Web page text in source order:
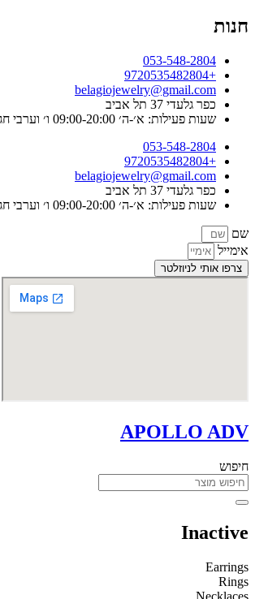
חנות
053-548-2804
+9720535482804
belagiojewelry@gmail.com
כפר גלעדי 37 תל אביב
שעות פעילות: א׳-ה׳ 09:00-20:00 ו׳ וערבי חג 9:00-15:00
053-548-2804
+9720535482804
belagiojewelry@gmail.com
כפר גלעדי 37 תל אביב
שעות פעילות: א׳-ה׳ 09:00-20:00 ו׳ וערבי חג 9:00-15:00
שם
אימייל
צרפו אותי לניוזלטר
APOLLO ADV
חיפוש
Inactive
Earrings
Rings
Necklaces